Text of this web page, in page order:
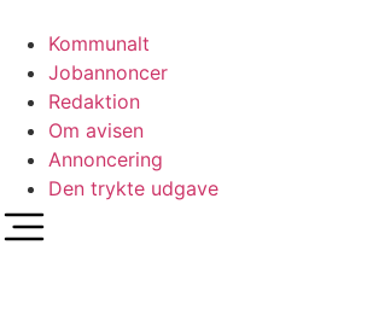
indhold
Kommunalt
Jobannoncer
Redaktion
Om avisen
Annoncering
Den trykte udgave